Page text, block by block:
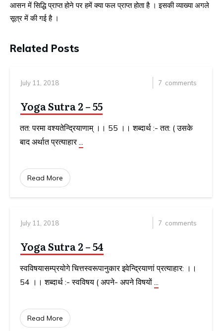
आसन में सिद्धि प्राप्त होने पर हमें क्या फल प्राप्त होता है । इसकी व्याख्या अगले
सूत्र में की गई है ।
Related Posts
July 11, 2018 7 comments
Yoga Sutra 2 – 55
तत: परमा वश्यतेन्द्रियाणाम् ।। 55 ।। शब्दार्थ :- तत: ( उसके
बाद अर्थात प्रत्याहार...
Read More
July 11, 2018 7 comments
Yoga Sutra 2 – 54
स्वविषयासम्प्रयोगे चित्तस्वरूपानुकार इवेन्द्रियाणां प्रत्याहार: ।।
54 ।। शब्दार्थ :- स्वविषय ( अपने- अपने विषयों ...
Read More